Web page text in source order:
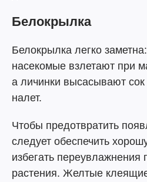
Белокрылка
Белокрылка легко
насекомые взлетают при
а личинки высасывают
налет.
Чтобы предотвратить
следует обеспечить
избегать переувлажнения
растения. Желтые